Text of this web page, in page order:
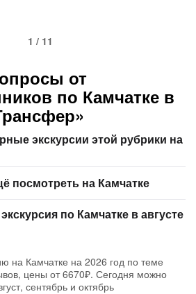
1 / 11
от
по Камчатке в
экскурсии этой рубрики на
посмотреть на Камчатке
по Камчатке в августе
на Камчатке на 2026 год по теме
цены от 6670₽. Сегодня можно
сентябрь и октябрь